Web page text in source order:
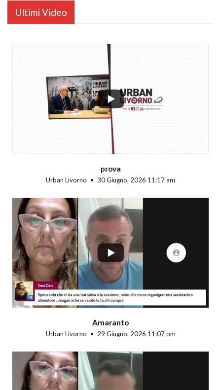
Ultimi Video
prova
Urban Livorno 30 Giugno, 2026 11:17 am
Amaranto
Urban Livorno 29 Giugno, 2026 11:07 pm